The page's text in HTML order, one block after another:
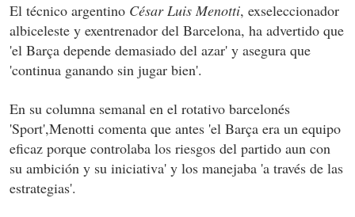
El técnico argentino César Luis Menotti, exseleccionador
albiceleste y exentrenador del Barcelona, ha advertido que
'el Barça depende demasiado del azar' y asegura que
'continua ganando sin jugar bien'.
En su columna semanal en el rotativo barcelonés
'Sport',Menotti comenta que antes 'el Barça era un equipo
eficaz porque controlaba los riesgos del partido aun con
su ambición y su iniciativa' y los manejaba 'a través de las
estrategias'.